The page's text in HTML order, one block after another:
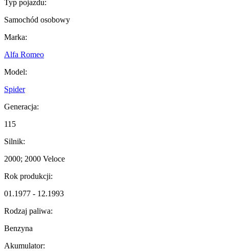
Typ pojazdu:
Samochód osobowy
Marka:
Alfa Romeo
Model:
Spider
Generacja:
115
Silnik:
2000; 2000 Veloce
Rok produkcji:
01.1977 - 12.1993
Rodzaj paliwa:
Benzyna
Akumulator: